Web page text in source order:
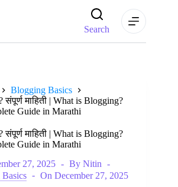
Search
Blogging Basics
संपूर्ण माहिती | What is Blogging?
Guide in Marathi
संपूर्ण माहिती | What is Blogging?
Guide in Marathi
27, 2025 By Nitin
On December 27, 2025